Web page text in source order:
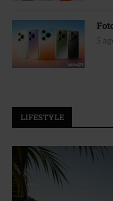
5
LIFESTYLE